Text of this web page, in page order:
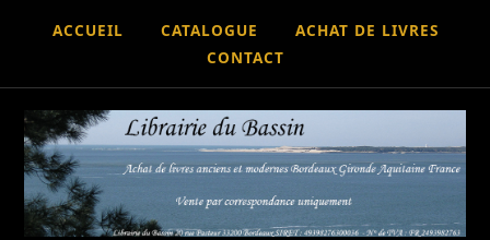
ACCUEIL CATALOGUE
ACHAT DE LIVRES
CONTACT